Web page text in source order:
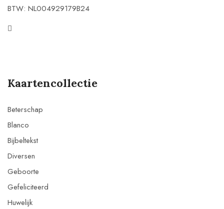
BTW: NL004929179B24
Kaartencollectie
Beterschap
Blanco
Bijbeltekst
Diversen
Geboorte
Gefeliciteerd
Huwelijk